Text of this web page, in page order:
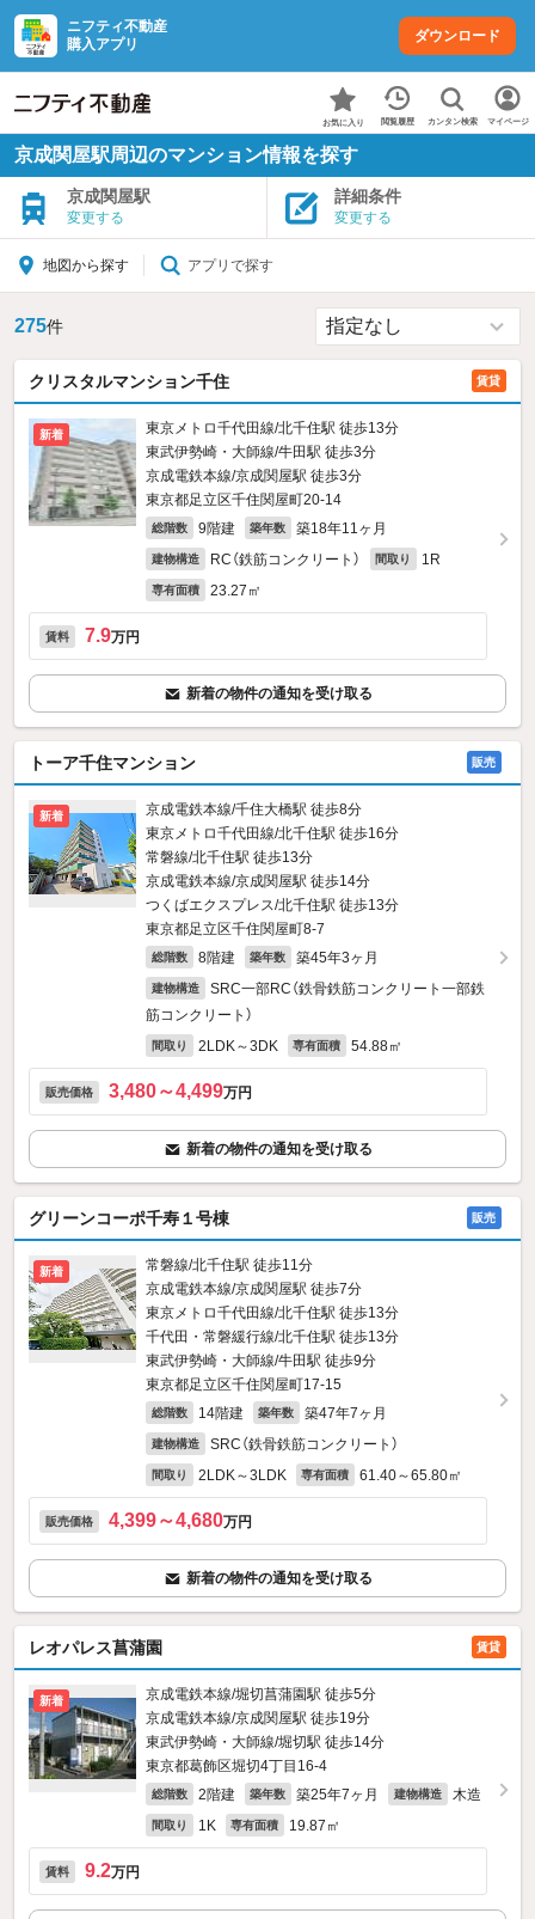
ニフティ不動産
購入アプリ
ダウンロード
お気に入り 閲覧履歴 カンタン検索 マイページ
京成関屋駅周辺のマンション情報を探す
京成関屋駅
変更する
詳細条件
変更する
地図から探す アプリで探す
275件
クリスタルマンション千住 賃貸
新着
東京メトロ千代田線/北千住駅 徒歩13分
東武伊勢崎・大師線/牛田駅 徒歩3分
京成電鉄本線/京成関屋駅 徒歩3分
東京都足立区千住関屋町20-14
総階数 9階建 築年数 築18年11ヶ月
建物構造 RC（鉄筋コンクリート） 間取り 1R
専有面積 23.27㎡
賃料 7.9万円
新着の物件の通知を受け取る
トーア千住マンション 販売
新着
京成電鉄本線/千住大橋駅 徒歩8分
東京メトロ千代田線/北千住駅 徒歩16分
常磐線/北千住駅 徒歩13分
京成電鉄本線/京成関屋駅 徒歩14分
つくばエクスプレス/北千住駅 徒歩13分
東京都足立区千住関屋町8-7
総階数 8階建 築年数 築45年3ヶ月
建物構造
SRC一部RC（鉄骨鉄筋コンクリート一部鉄
筋コンクリート）
間取り 2LDK～3DK 専有面積 54.88㎡
販売価格 3,480～4,499万円
新着の物件の通知を受け取る
グリーンコーポ千寿１号棟 販売
新着
常磐線/北千住駅 徒歩11分
京成電鉄本線/京成関屋駅 徒歩7分
東京メトロ千代田線/北千住駅 徒歩13分
千代田・常磐緩行線/北千住駅 徒歩13分
東武伊勢崎・大師線/牛田駅 徒歩9分
東京都足立区千住関屋町17-15
総階数 14階建 築年数 築47年7ヶ月
建物構造 SRC（鉄骨鉄筋コンクリート）
間取り 2LDK～3LDK 専有面積 61.40～65.80㎡
販売価格 4,399～4,680万円
新着の物件の通知を受け取る
レオパレス菖蒲園 賃貸
新着
京成電鉄本線/堀切菖蒲園駅 徒歩5分
京成電鉄本線/京成関屋駅 徒歩19分
東武伊勢崎・大師線/堀切駅 徒歩14分
東京都葛飾区堀切4丁目16-4
総階数 2階建 築年数 築25年7ヶ月 建物構造 木造
間取り 1K 専有面積 19.87㎡
賃料 9.2万円